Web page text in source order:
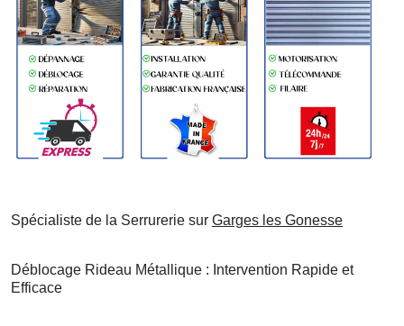
Spécialiste de la Serrurerie sur Garges les Gonesse
Déblocage Rideau Métallique : Intervention Rapide et
Efficace